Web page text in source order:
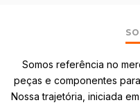
Somos referência no
peças e componentes
Nossa trajetória, iniciada